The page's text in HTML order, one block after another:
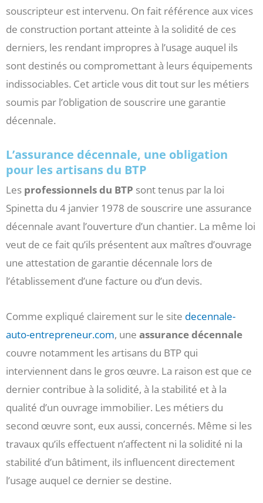
souscripteur est intervenu. On fait référence aux vices
de construction portant atteinte à la solidité de ces
derniers, les rendant impropres à l’usage auquel ils
sont destinés ou compromettant à leurs équipements
indissociables. Cet article vous dit tout sur les métiers
soumis par l’obligation de souscrire une garantie
décennale.
L’assurance décennale, une obligation
pour les artisans du BTP
Les professionnels du BTP sont tenus par la loi
Spinetta du 4 janvier 1978 de souscrire une assurance
décennale avant l’ouverture d’un chantier. La même loi
veut de ce fait qu’ils présentent aux maîtres d’ouvrage
une attestation de garantie décennale lors de
l’établissement d’une facture ou d’un devis.
Comme expliqué clairement sur le site decennale-
auto-entrepreneur.com, une assurance décennale
couvre notamment les artisans du BTP qui
interviennent dans le gros œuvre. La raison est que ce
dernier contribue à la solidité, à la stabilité et à la
qualité d’un ouvrage immobilier. Les métiers du
second œuvre sont, eux aussi, concernés. Même si les
travaux qu’ils effectuent n’affectent ni la solidité ni la
stabilité d’un bâtiment, ils influencent directement
l’usage auquel ce dernier se destine.